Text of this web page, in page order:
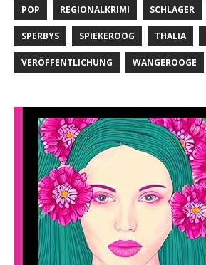
POP REGIONALKRIMI SCHLAGER
SPERBYS SPIEKEROOG THALIA
VERÖFFENTLICHUNG WANGEROOGE